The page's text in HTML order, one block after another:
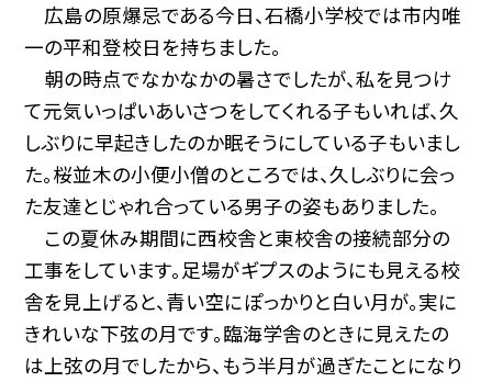
広島の原爆忌である今日、石橋小学校では市内唯
一の平和登校日を持ちました。
朝の時点でなかなかの暑さでしたが、私を見つけ
て元気いっぱいあいさつをしてくれる子もいれば、久
しぶりに早起きしたのか眠そうにしている子もいまし
た。桜並木の小便小僧のところでは、久しぶりに会っ
た友達とじゃれ合っている男子の姿もありました。
この夏休み期間に西校舎と東校舎の接続部分の
工事をしています。足場がギプスのようにも見える校
舎を見上げると、青い空にぽっかりと白い月が。実に
きれいな下弦の月です。臨海学舎のときに見えたの
は上弦の月でしたから、もう半月が過ぎたことになり